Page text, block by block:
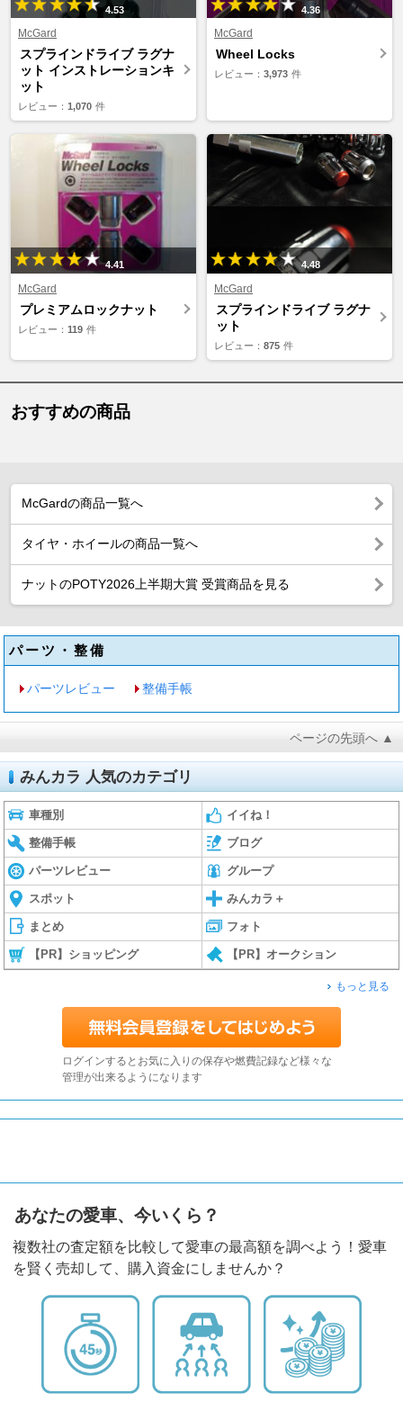
4.53
McGard
スプラインドライブ ラグナ
ット インストレーションキ
ット
レビュー： 1,070 件
4.36
McGard
Wheel Locks
レビュー： 3,973 件
4.41
McGard
プレミアムロックナット
レビュー： 119 件
4.48
McGard
スプラインドライブ ラグナ
ット
レビュー： 875 件
おすすめの商品
McGardの商品一覧へ
タイヤ・ホイールの商品一覧へ
ナットのPOTY2026上半期大賞 受賞商品を見る
パーツ・整備
パーツレビュー 整備手帳
ページの先頭へ ▲
みんカラ 人気のカテゴリ
車種別 イイね！
整備手帳 ブログ
パーツレビュー グループ
スポット みんカラ＋
まとめ フォト
【PR】ショッピング 【PR】オークション
もっと見る
ログインするとお気に入りの保存や燃費記録など様々な
管理が出来るようになります
あなたの愛車、今いくら？
複数社の査定額を比較して愛車の最高額を調べよう！愛車
を賢く売却して、購入資金にしませんか？